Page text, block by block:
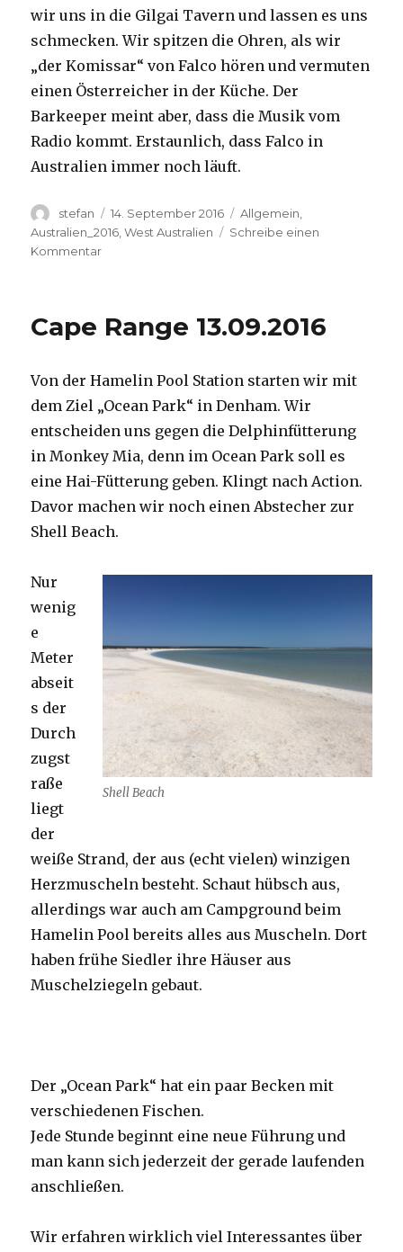
wir uns in die Gilgai Tavern und lassen es uns
schmecken. Wir spitzen die Ohren, als wir
„der Komissar“ von Falco hören und vermuten
einen Österreicher in der Küche. Der
Barkeeper meint aber, dass die Musik vom
Radio kommt. Erstaunlich, dass Falco in
Australien immer noch läuft.
Autor
stefan
Veröffentlicht
am
14. September 2016 Kategorien
Allgemein
Australien_2016 ,West Australien
Schreibe einen
Kommentarzu
Cape Range 13.09.2016
Von der Hamelin Pool Station starten wir mit
dem Ziel „Ocean Park“ in Denham. Wir
entscheiden uns gegen die Delphinfütterung
in Monkey Mia, denn im Ocean Park soll es
eine Hai-Fütterung geben. Klingt nach Action.
Davor machen wir noch einen Abstecher zur
Shell Beach.
Shell Beach
Nur
wenig
e
Meter
abseit
s der
Durch
zugst
raße
liegt
der
weiße Strand, der aus (echt vielen) winzigen
Herzmuscheln besteht. Schaut hübsch aus,
allerdings war auch am Campground beim
Hamelin Pool bereits alles aus Muscheln. Dort
haben frühe Siedler ihre Häuser aus
Muschelziegeln gebaut.
Der „Ocean Park“ hat ein paar Becken mit
verschiedenen Fischen.
Jede Stunde beginnt eine neue Führung und
man kann sich jederzeit der gerade laufenden
anschließen.
Wir erfahren wirklich viel Interessantes über